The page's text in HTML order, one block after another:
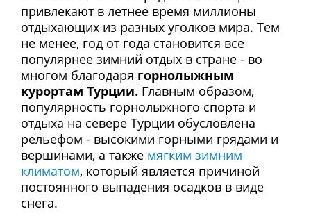
привлекают в летнее время миллионы
отдыхающих из разных уголков мира. Тем
не менее, год от года становится все
популярнее зимний отдых в стране - во
многом благодаря горнолыжным
курортам Турции. Главным образом,
популярность горнолыжного спорта и
отдыха на севере Турции обусловлена
рельефом - высокими горными грядами и
вершинами, а также мягким зимним
климатом, который является причиной
постоянного выпадения осадков в виде
снега.